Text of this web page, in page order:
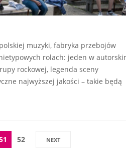
muzyki, fabryka przebojów
rolach: jeden w
rockowej, legenda sceny
najwyższej jakości – takie będą
52 NEXT